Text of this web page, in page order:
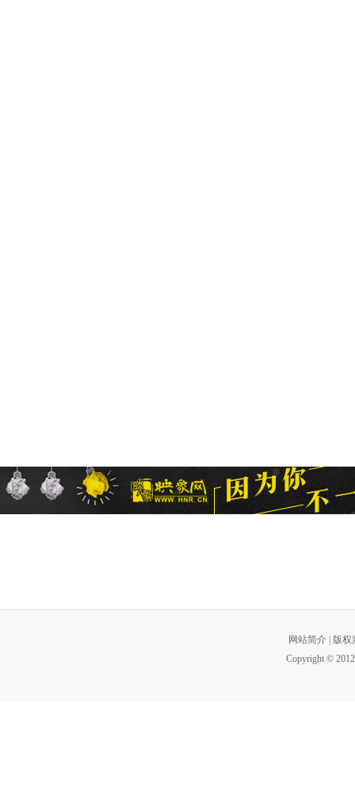
网站简介
版权
Copyright ©